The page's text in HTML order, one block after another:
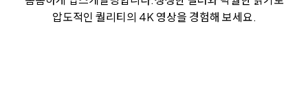
압도적인 퀄리티의 4K 영상을 경험해 보세요.